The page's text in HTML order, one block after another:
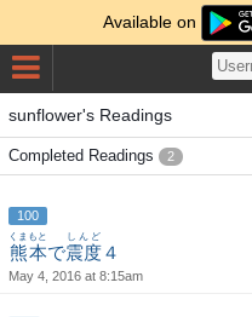
Available on
sunflower's Readings
Completed Readings 2
100
熊本
くまもと
で震度
しんど
４
May 4, 2016 at 8:15am